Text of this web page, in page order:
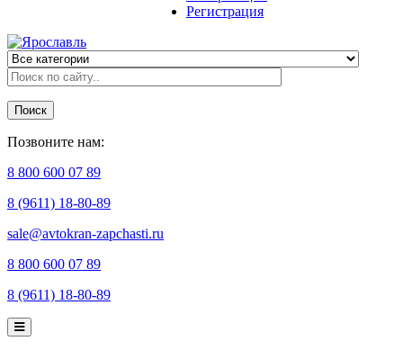
Регистрация
Поиск
Позвоните нам:
8 800 600 07 89
8 (9611) 18-80-89
sale@avtokran-zapchasti.ru
8 800 600 07 89
8 (9611) 18-80-89